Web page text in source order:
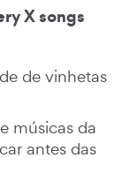
X songs
de vinhetas
músicas da
antes das